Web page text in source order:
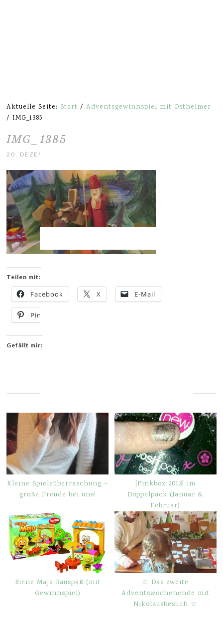
Aktuelle Seite:Start / Adventsgewinnspiel mit Ostheimer
/ IMG_1385
IMG_1385
20. DEZEMBER 2014
Teilen mit:
Facebook X E-Mail
Pinterest
Gefällt mir:
Kleine Spieleüberraschung –
große Freude bei uns!
[Pinkbox 2013] im
Doppelpack (Januar &
Februar)
Biene Maja Bauspaß (mit
Gewinnspiel)
☆ Das zweite
Adventswochenende mit
Nikolausbesuch ☆